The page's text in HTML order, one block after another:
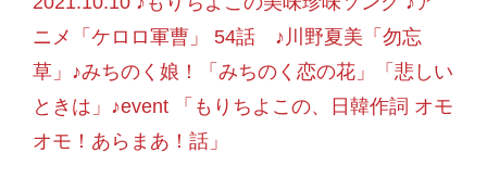
ニメ「ケロロ軍曹」 54話 ♪川野夏美「勿忘
草」♪みちのく娘！「みちのく恋の花」「悲しい
ときは」♪event 「もりちよこの、日韓作詞 オモ
オモ！あらまあ！話」